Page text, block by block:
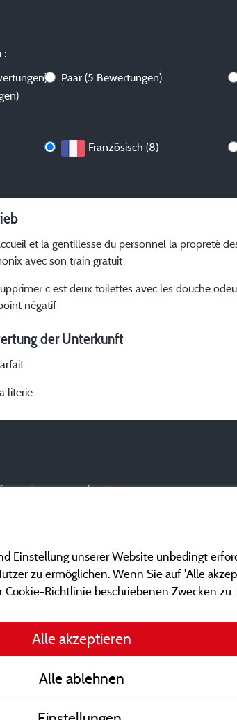
:
Paar(5 Bewertungen)
Französisch (8)
et la gentillesse du personnel la propreté
avec son train gratuit
c est deux toilettes avec les douche
négatif
der Unterkunft
literie
unterzogen wurden.Mehr Informationen
Einstellung unserer Website unbedingt
zu ermöglichen. Wenn Sie auf 'Alle
Richtlinie beschriebenen Zwecken zu.
Alle akzeptieren
Alle ablehnen